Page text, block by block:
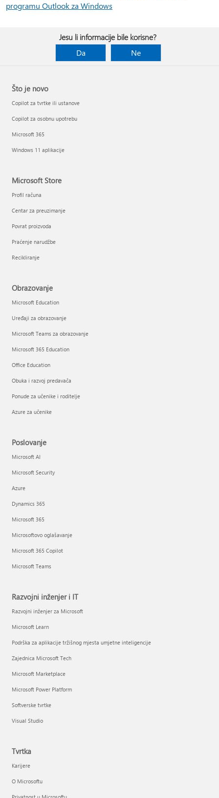
programu Outlook za Windows
Jesu li informacije bile korisne?
Da
Ne
Što je novo
Copilot za tvrtke ili ustanove
Copilot za osobnu upotrebu
Microsoft 365
Windows 11 aplikacije
Microsoft Store
Profil računa
Centar za preuzimanje
Povrat proizvoda
Praćenje narudžbe
Recikliranje
Obrazovanje
Microsoft Education
Uređaji za obrazovanje
Microsoft Teams za obrazovanje
Microsoft 365 Education
Office Education
Obuka i razvoj predavača
Ponude za učenike i roditelje
Azure za učenike
Poslovanje
Microsoft AI
Microsoft Security
Azure
Dynamics 365
Microsoft 365
Microsoftovo oglašavanje
Microsoft 365 Copilot
Microsoft Teams
Razvojni inženjer i IT
Razvojni inženjer za Microsoft
Microsoft Learn
Podrška za aplikacije tržišnog mjesta umjetne inteligencije
Zajednica Microsoft Tech
Microsoft Marketplace
Microsoft Power Platform
Softverske tvrtke
Visual Studio
Tvrtka
Karijere
O Microsoftu